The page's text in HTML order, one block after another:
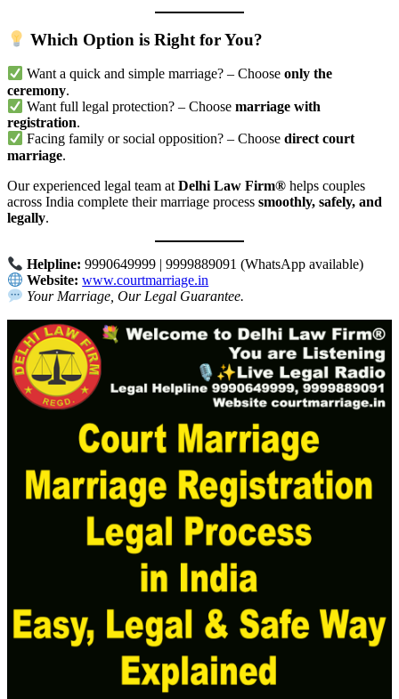
Which Option is Right for You?
Want a quick and simple marriage? – Chooseonly the
ceremony.
Want full legal protection? – Choosemarriage with
registration.
Facing family or social opposition? – Choosedirect court
marriage.
Our experienced legal team at Delhi Law Firm® helps couples
across India complete their marriage process smoothly, safely, and
legally.
Helpline: 9990649999 | 9999889091 (WhatsApp available)
Website: www.courtmarriage.in
Your Marriage, Our Legal Guarantee.